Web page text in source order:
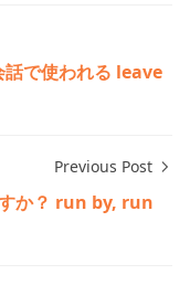
話で使われる leave
Previous Post
すか？ run by, run